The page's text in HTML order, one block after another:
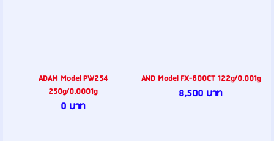
ADAM Model PW254
250g/0.0001g
0 บาท
AND Model FX-600CT 122g/0.001g
8,500 บาท